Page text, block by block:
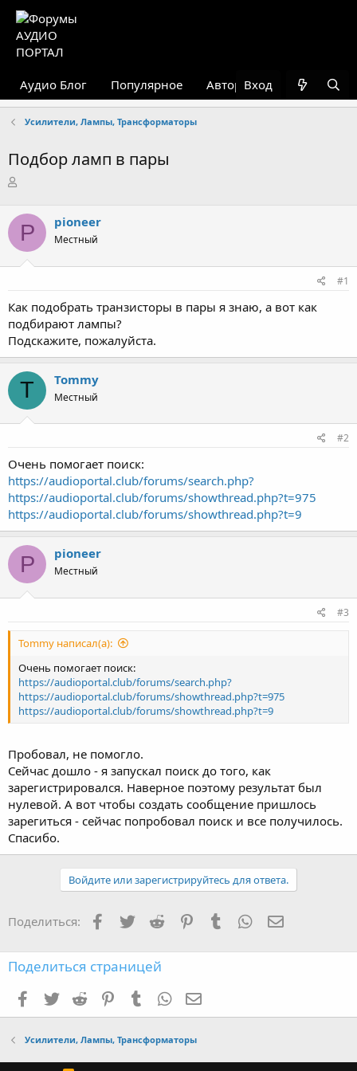
Аудио Блог Популярное Авторские страницы
Вход
Усилители, Лампы, Трансформаторы
Подбор ламп в пары
А
о
р
т
е
P pioneer
Местный
#1
Как подобрать транзисторы в пары я знаю, а вот как
подбирают лампы?
Подскажите, пожалуйста.
T Tommy
Местный
#2
Очень помогает поиск:
https://audioportal.club/forums/search.php?
https://audioportal.club/forums/showthread.php?t=975
https://audioportal.club/forums/showthread.php?t=9
P pioneer
Местный
#3
Tommy написал(а):
Очень помогает поиск:
https://audioportal.club/forums/search.php?
https://audioportal.club/forums/showthread.php?t=975
https://audioportal.club/forums/showthread.php?t=9
Пробовал, не помогло.
Сейчас дошло - я запускал поиск до того, как
зарегистрировался. Наверное поэтому результат был
нулевой. А вот чтобы создать сообщение пришлось
зарегиться - сейчас попробовал поиск и все получилось.
Спасибо.
Войдите или зарегистрируйтесь для ответа.
Поделиться: Facebook
Twitter Reddit PinterestTumblr WhatsApp
Поделиться страницей
Facebook
Twitter Reddit PinterestTumblr WhatsApp
Усилители, Лампы, Трансформаторы